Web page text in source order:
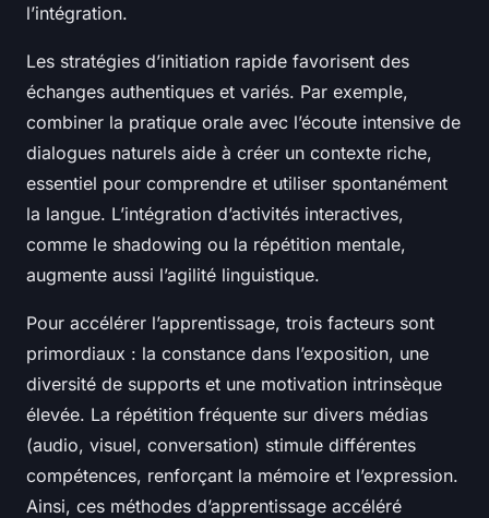
l’intégration.
Les stratégies d’initiation rapide favorisent des
échanges authentiques et variés. Par exemple,
combiner la pratique orale avec l’écoute intensive de
dialogues naturels aide à créer un contexte riche,
essentiel pour comprendre et utiliser spontanément
la langue. L’intégration d’activités interactives,
comme le shadowing ou la répétition mentale,
augmente aussi l’agilité linguistique.
Pour accélérer l’apprentissage, trois facteurs sont
primordiaux : la constance dans l’exposition, une
diversité de supports et une motivation intrinsèque
élevée. La répétition fréquente sur divers médias
(audio, visuel, conversation) stimule différentes
compétences, renforçant la mémoire et l’expression.
Ainsi, ces méthodes d’apprentissage accéléré